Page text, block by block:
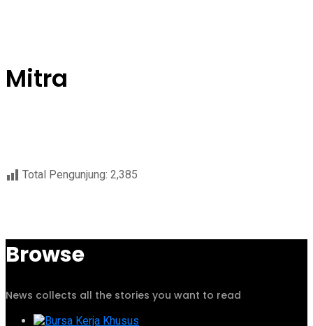
Mitra
Total Pengunjung: 2,385
Browse
News collects all the stories you want to read